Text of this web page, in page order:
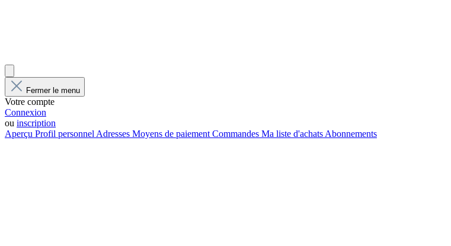
Fermer le menu
Votre compte
Connexion
ou inscription
Aperçu Profil personnelAdresses Moyens de paiementCommandes Ma liste d'achatsAbonnements